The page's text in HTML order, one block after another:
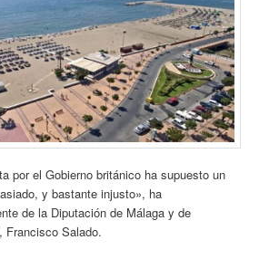
por el Gobierno británico ha supuesto un
y bastante injusto», ha
de la Diputación de Málaga y de
Francisco Salado.